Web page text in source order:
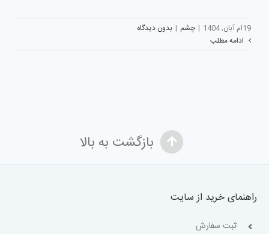
19ام آبان, 1404 | چشم | بدون دیدگاه
ادامه مطلب
بازگشت به بالا
راهنمای خرید از سایت
ثبت سفارش